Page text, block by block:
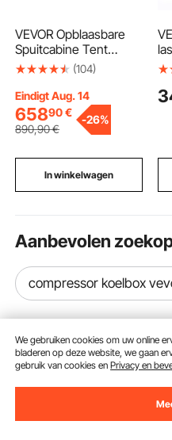
VEVOR Opblaasbare
Spuitcabine Tent
8x4.5x3m
Spuitcabine Tent
Spuitcabine Grote Auto
Tent Feesttent
Kampeertent Lucht
Tent met 2 Elektrische
Blaasmachines
(104)
Eindigt Aug. 14
65890€
890,90€
-26%
In winkelwagen
Aanbevolen
compressor koelbox
Ontvang 5 € korting als
met besparingen en tips.
We gebruiken cookies om uw online
bladeren op deze website, we gaan
gebruik van cookies enPrivacy en